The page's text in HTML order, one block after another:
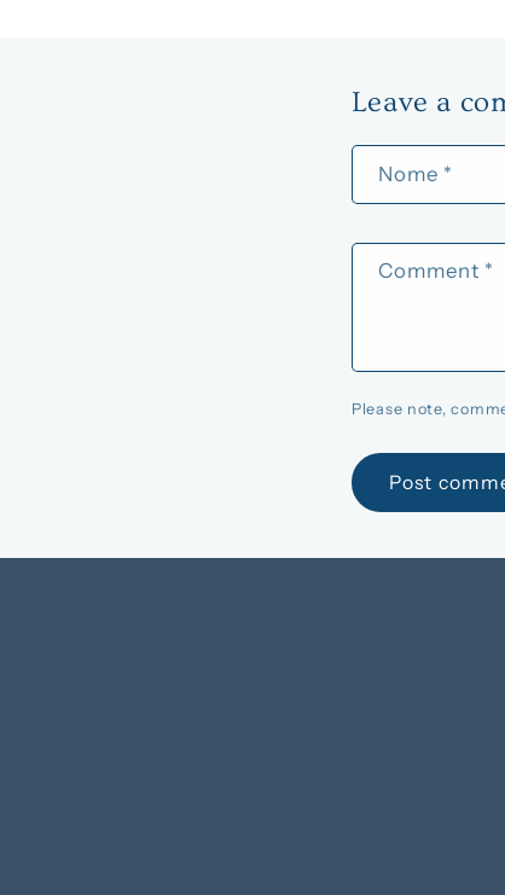
Leave a
Nome *
Comment *
Please note,